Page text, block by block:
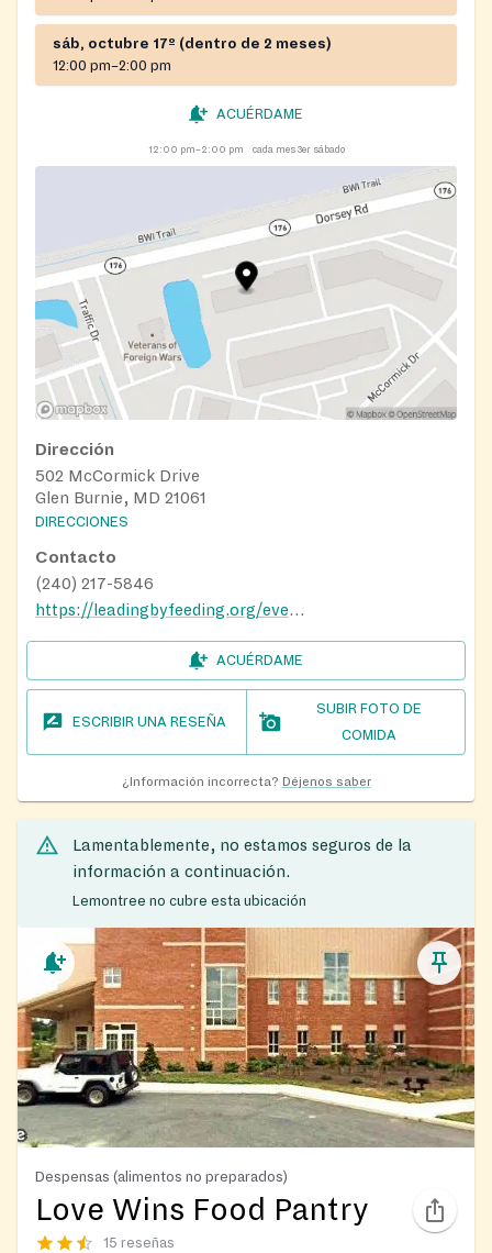
sáb, octubre 17º (dentro de 2 meses)
12:00 pm–2:00 pm
ACUÉRDAME
12:00 pm–2:00 pm cada mes 3er sábado
Dirección
502 McCormick Drive
Glen Burnie, MD 21061
DIRECCIONES
Contacto
(240) 217-5846
https://leadingbyfeeding.org/events/new-kingdom-faith-christian-church/
ACUÉRDAME
ESCRIBIR UNA RESEÑA
SUBIR FOTO DE
COMIDA
¿Información incorrecta? Déjenos saber
Lamentablemente, no estamos seguros de la
información a continuación.
Lemontree no cubre esta ubicación
Despensas (alimentos no preparados)
Love Wins Food Pantry
15 reseñas